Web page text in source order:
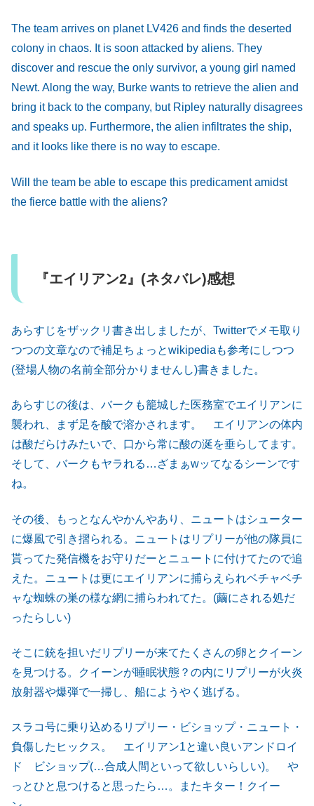
The team arrives on planet LV426 and finds the deserted
colony in chaos. It is soon attacked by aliens. They
discover and rescue the only survivor, a young girl named
Newt. Along the way, Burke wants to retrieve the alien and
bring it back to the company, but Ripley naturally disagrees
and speaks up. Furthermore, the alien infiltrates the ship,
and it looks like there is no way to escape.
Will the team be able to escape this predicament amidst
the fierce battle with the aliens?
『エイリアン2』(ネタバレ)感想
あらすじをザックリ書き出しましたが、Twitterでメモ取り
つつの文章なので補足ちょっとwikipediaも参考にしつつ
(登場人物の名前全部分かりませんし)書きました。
あらすじの後は、バークも籠城した医務室でエイリアンに
襲われ、まず足を酸で溶かされます。 エイリアンの体内
は酸だらけみたいで、口から常に酸の涎を垂らしてます。
そして、バークもヤラれる…ざまぁwッてなるシーンです
ね。
その後、もっとなんやかんやあり、ニュートはシューター
に爆風で引き摺られる。ニュートはリプリーが他の隊員に
貰ってた発信機をお守りだーとニュートに付けてたので追
えた。ニュートは更にエイリアンに捕らえられベチャベチ
ャな蜘蛛の巣の様な網に捕らわれてた。(繭にされる処だ
ったらしい)
そこに銃を担いだリプリーが来てたくさんの卵とクイーン
を見つける。クイーンが睡眠状態？の内にリプリーが火炎
放射器や爆弾で一掃し、船にようやく逃げる。
スラコ号に乗り込めるリプリー・ビショップ・ニュート・
負傷したヒックス。 エイリアン1と違い良いアンドロイ
ド ビショップ(…合成人間といって欲しいらしい)。 や
っとひと息つけると思ったら…。またキター！クイー